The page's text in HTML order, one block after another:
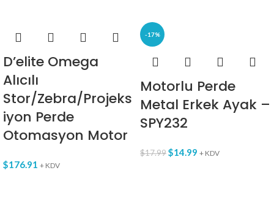
D’elite Omega
Alıcılı
Stor/Zebra/Projeks
iyon Perde
Otomasyon Motor
$176.91 + KDV
-17%
Motorlu Perde
Metal Erkek Ayak –
SPY232
$17.99$14.99 + KDV